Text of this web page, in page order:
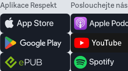
Aplikace Respekt Poslouchejte nás